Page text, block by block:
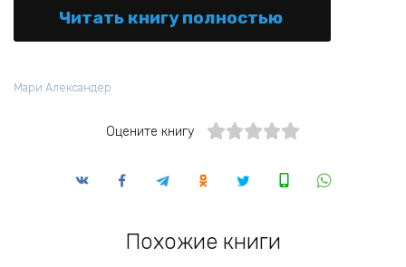
Читать книгу полностью
Мари Александер
Оцените книгу
Похожие книги